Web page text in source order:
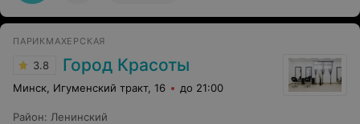
ПАРИКМАХЕРСКАЯ
3.8 Город Красоты
Минск, Игуменский тракт, 16 до 21:00
Район: Ленинский